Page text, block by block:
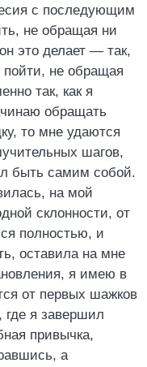
с последующим
не обращая ни
это делает — так,
не обращая
так, как я
обращать
то мне удаются
шагов,
быть самим собой.
на мой
склонности, от
полностью, и
оставила на мне
я имею в
от первых шажков
где я завершил
привычка,
а